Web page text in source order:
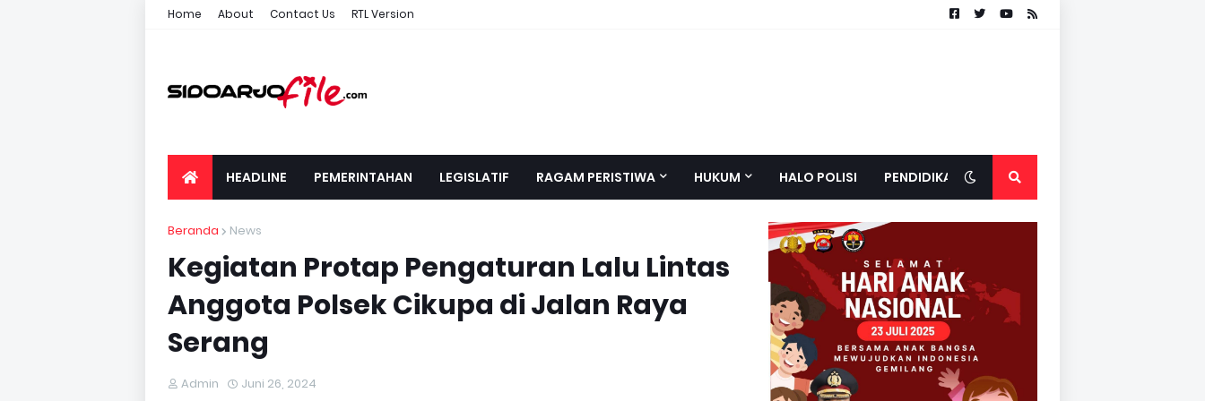
Home About Contact Us RTL Version
HEADLINE PEMERINTAHAN LEGISLATIF RAGAM PERISTIWA HUKUM HALO POLISI PENDIDIKAN
Beranda News
Kegiatan Protap Pengaturan Lalu Lintas
Anggota Polsek Cikupa di Jalan Raya
Serang
Admin Juni 26, 2024